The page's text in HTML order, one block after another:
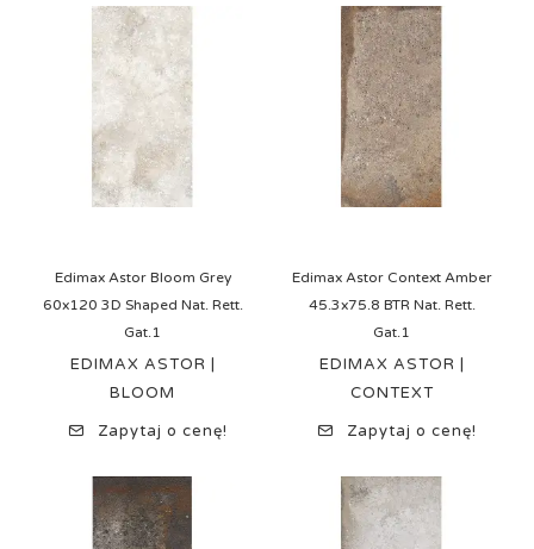
Edimax Astor Bloom Grey
60x120 3D Shaped Nat. Rett.
Gat.1
EDIMAX ASTOR |
BLOOM
Zapytaj o cenę!
Edimax Astor Context Amber
45.3x75.8 BTR Nat. Rett.
Gat.1
EDIMAX ASTOR |
CONTEXT
Zapytaj o cenę!